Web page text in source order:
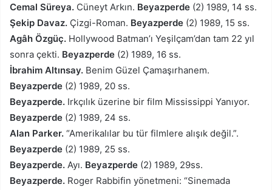
Cemal Süreya. Cüneyt Arkın. Beyazperde (2) 1989, 14 ss.
Şekip Davaz. Çizgi-Roman. Beyazperde (2) 1989, 15 ss.
Agâh Özgüç. Hollywood Batman’ı Yeşilçam’dan tam 22 yıl
sonra çekti. Beyazperde (2) 1989, 16 ss.
İbrahim Altınsay. Benim Güzel Çamaşırhanem.
Beyazperde (2) 1989, 20 ss.
Beyazperde. Irkçılık üzerine bir film Mississippi Yanıyor.
Beyazperde (2) 1989, 24 ss.
Alan Parker. “Amerikalılar bu tür filmlere alışık değil.”.
Beyazperde (2) 1989, 25 ss.
Beyazperde. Ayı. Beyazperde (2) 1989, 29ss.
Beyazperde. Roger Rabbifin yönetmeni: “Sinemada